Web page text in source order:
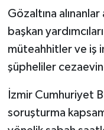
Gözaltına
başkan
müteahhitler ve iş
şüpheliler
İzmir Cumhuriyet
soruşturma